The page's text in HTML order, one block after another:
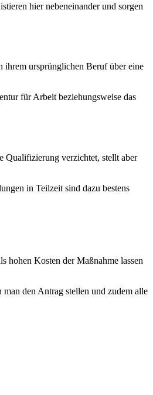
hier nebeneinander und sorgen
ihrem ursprünglichen Beruf über eine
für Arbeit beziehungsweise das
Qualifizierung verzichtet, stellt aber
in Teilzeit sind dazu bestens
hohen Kosten der Maßnahme lassen
den Antrag stellen und zudem alle